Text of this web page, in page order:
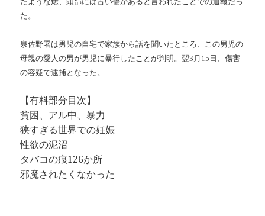
た。
泉佐野署は男児の自宅で家族から話を聞いたところ、この男児の
母親の愛人の男が男児に暴行したことが判明。翌3月15日、傷害
の容疑で逮捕となった。
【有料部分目次】
貧困、アル中、暴力
狭すぎる世界での妊娠
性欲の泥沼
タバコの痕126か所
邪魔されたくなかった